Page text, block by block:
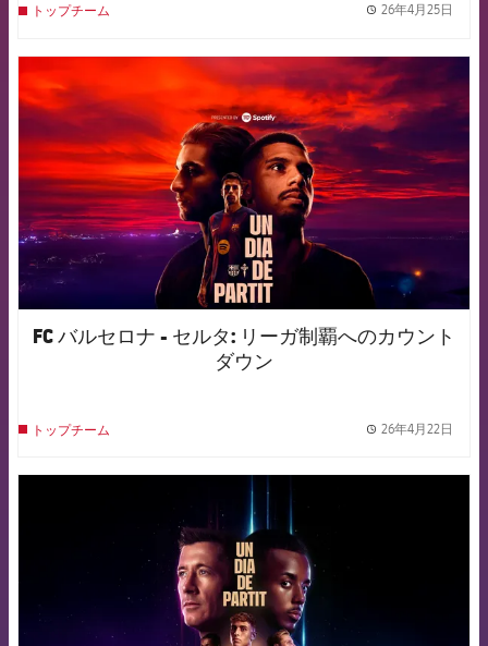
トップチーム 26年4月25日
FCB Barcelona badge
FC バルセロナ - セルタ: リーガ制覇へのカウント
ダウン
トップチーム 26年4月22日
FCB Barcelona badge